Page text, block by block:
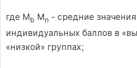
где Mb Mn - средние значения
индивидуальных баллов в
«низкой» группах;